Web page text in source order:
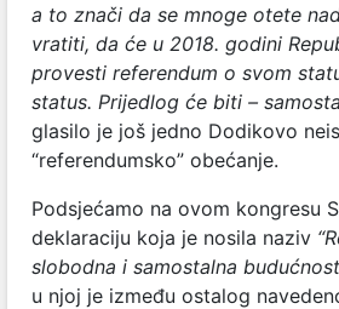
a to znači da se mnoge otete
vratiti, da će u 2018. godini
provesti referendum o svom
status. Prijedlog će biti –
glasilo je još jedno Dodikovo
“referendumsko” obećanje.
Podsjećamo na ovom kongresu
deklaraciju koja je nosila naziv
slobodna i samostalna
u njoj je između ostalog